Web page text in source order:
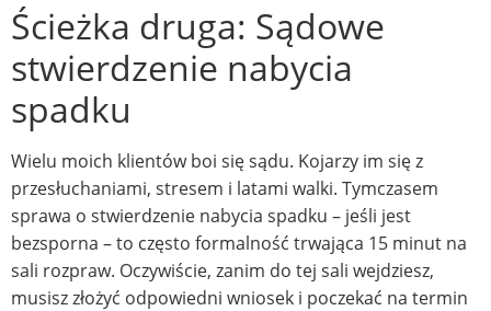
Ścieżka druga: Sądowe
stwierdzenie nabycia
spadku
Wielu moich klientów boi się sądu. Kojarzy im się z
przesłuchaniami, stresem i latami walki. Tymczasem
sprawa o stwierdzenie nabycia spadku – jeśli jest
bezsporna – to często formalność trwająca 15 minut na
sali rozpraw. Oczywiście, zanim do tej sali wejdziesz,
musisz złożyć odpowiedni wniosek i poczekać na termin